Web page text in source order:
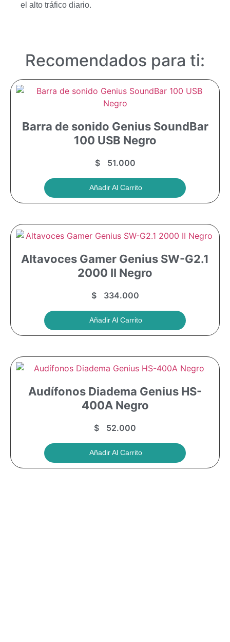
el alto tráfico diario.
Recomendados para ti:
Barra de sonido Genius SoundBar
100 USB Negro
$51.000
Añadir Al Carrito
Altavoces Gamer Genius SW-G2.1
2000 II Negro
$334.000
Añadir Al Carrito
Audífonos Diadema Genius HS-
400A Negro
$ 52.000
Añadir Al Carrito